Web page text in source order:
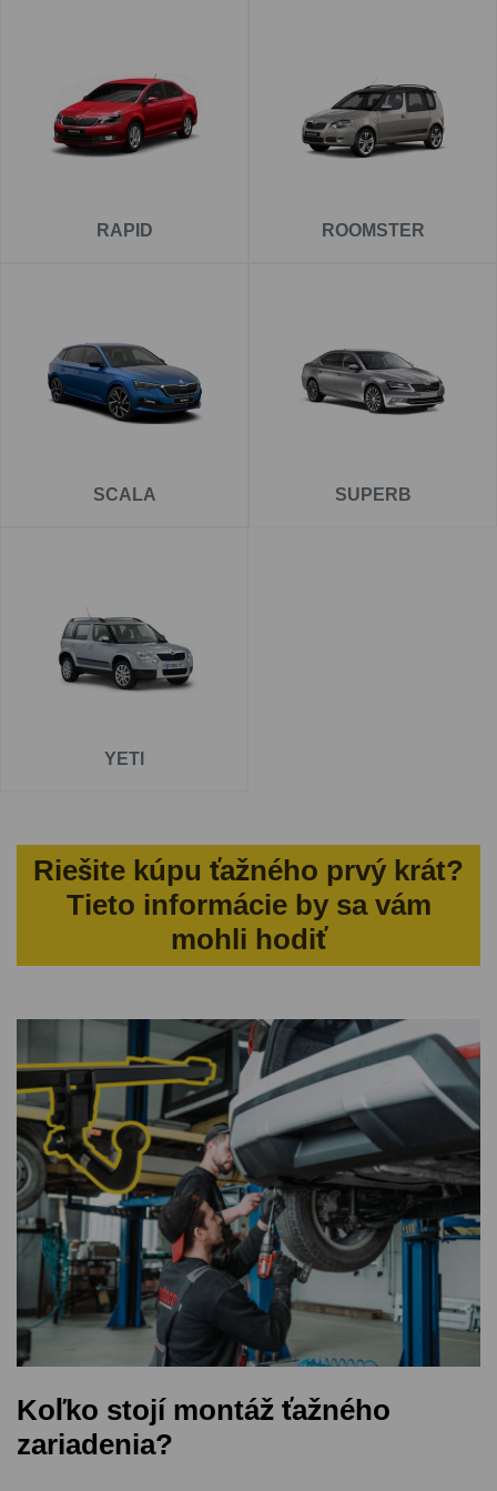
RAPID ROOMSTER
SCALA SUPERB
YETI
Riešite kúpu ťažného prvý krát?
Tieto informácie by sa vám
mohli hodiť
Koľko stojí montáž ťažného
zariadenia?